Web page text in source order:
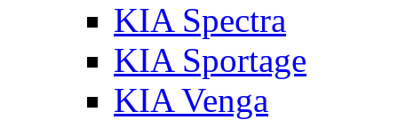
KIA Spectra
KIA Sportage
KIA Venga